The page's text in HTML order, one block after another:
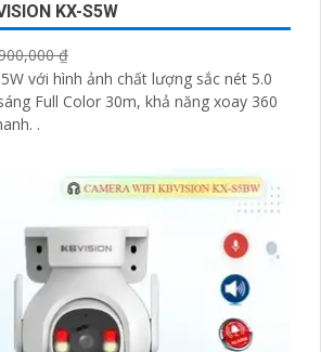
KX-S5W
₫
với hình ảnh chất lượng sắc nét 5.0
Full Color 30m, khả năng xoay 360
.